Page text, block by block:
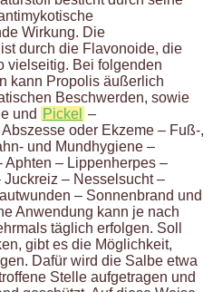
Wirkung. Die
durch die Flavonoide, die
vielseitig. Bei folgenden
kann Propolis äußerlich
Beschwerden, sowie
und Pickel –
oder Ekzeme – Fuß-,
und Mundhygiene –
Aphten – Lippenherpes –
– Nesselsucht –
– Sonnenbrand und
Anwendung kann je nach
täglich erfolgen. Soll
gibt es die Möglichkeit,
Dafür wird die Salbe etwa
Stelle aufgetragen und